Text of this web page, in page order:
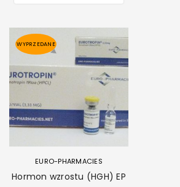
WYPRZEDANE
EURO-PHARMACIES
Hormon wzrostu (HGH) EP